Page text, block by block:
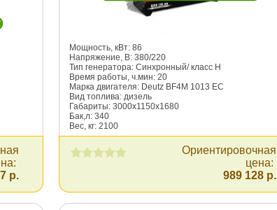
Мощность, кВт: 86
Напряжение, В: 380/220
Тип генератора: Синхронный/ класс Н
Время работы, ч.мин: 20
Марка двигателя: Deutz BF4M 1013 ЕС
Вид топлива: дизель
Габариты: 3000х1150х1680
Бак,л: 340
Вес, кг: 2100
р.
Ориентировочная
цена:
989 128 р.